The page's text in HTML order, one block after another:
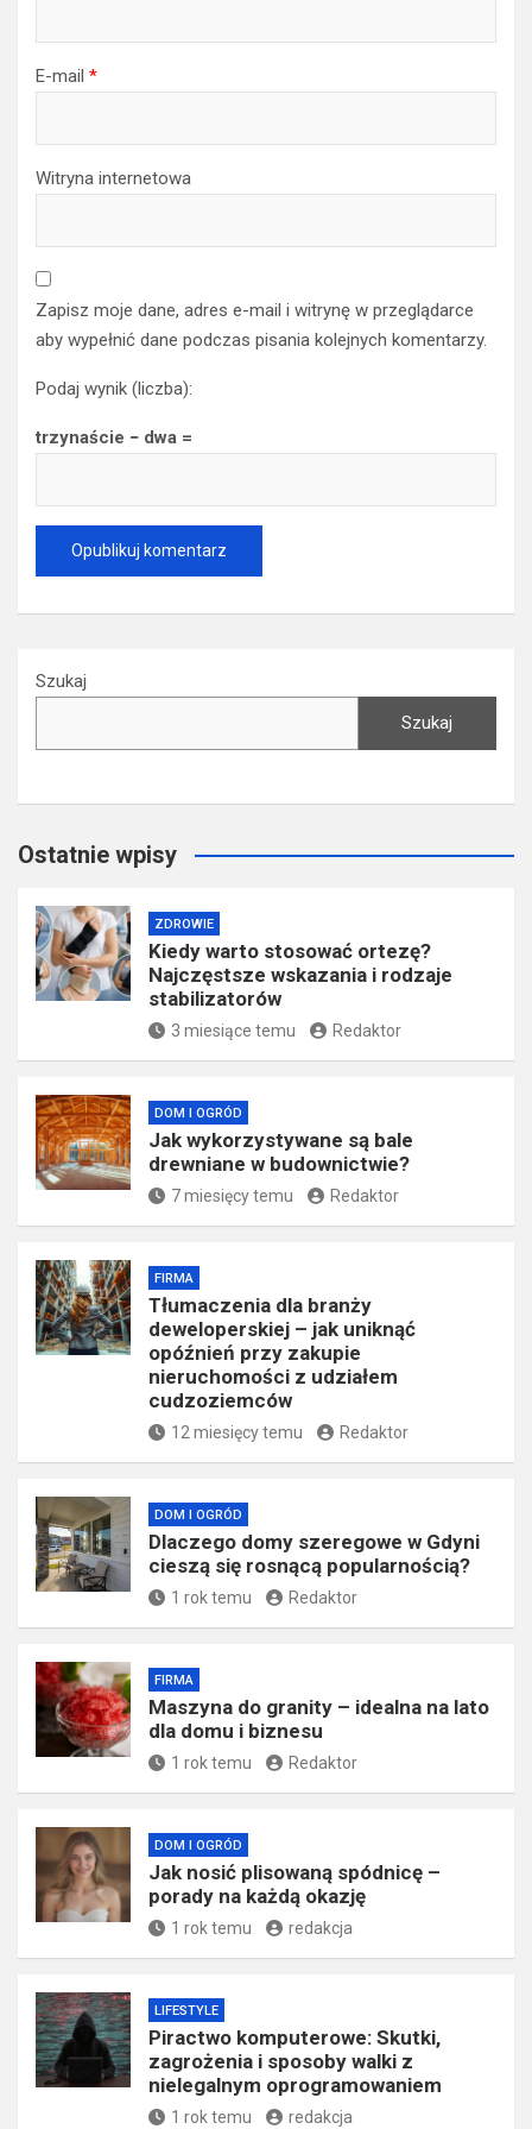
E-mail *
Witryna internetowa
Zapisz moje dane, adres e-mail i witrynę w przeglądarce
aby wypełnić dane podczas pisania kolejnych komentarzy.
Podaj wynik (liczba):
trzynaście − dwa =
Szukaj
Szukaj
Ostatnie wpisy
ZDROWIE
Kiedy warto stosować ortezę?
Najczęstsze wskazania i rodzaje
stabilizatorów
3 miesiące temu Redaktor
DOM I OGRÓD
Jak wykorzystywane są bale
drewniane w budownictwie?
7 miesięcy temu Redaktor
FIRMA
Tłumaczenia dla branży
deweloperskiej – jak uniknąć
opóźnień przy zakupie
nieruchomości z udziałem
cudzoziemców
12 miesięcy temu Redaktor
DOM I OGRÓD
Dlaczego domy szeregowe w Gdyni
cieszą się rosnącą popularnością?
1 rok temu Redaktor
FIRMA
​Maszyna do granity – idealna na lato
dla domu i biznesu
1 rok temu Redaktor
DOM I OGRÓD
Jak nosić plisowaną spódnicę –
porady na każdą okazję
1 rok temu redakcja
LIFESTYLE
Piractwo komputerowe: Skutki,
zagrożenia i sposoby walki z
nielegalnym oprogramowaniem
1 rok temu redakcja